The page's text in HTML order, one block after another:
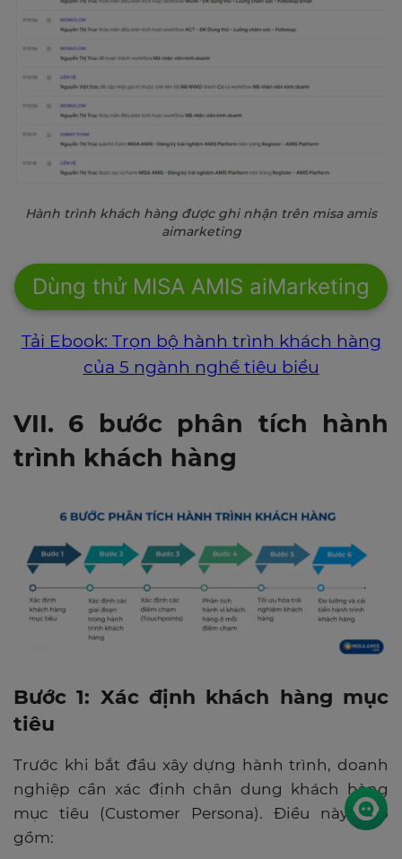
Hành trình khách hàng được ghi nhận trên misa amis
aimarketing
Dùng thử MISA AMIS aiMarketing
Tải Ebook: Trọn bộ hành trình khách hàng
của 5 ngành nghề tiêu biểu
VII. 6 bước phân tích hành
trình khách hàng
Bước 1: Xác định khách hàng mục
tiêu
Trước khi bắt đầu xây dựng hành trình, doanh
nghiệp cần xác định chân dung khách hàng
mục tiêu (Customer Persona). Điều này bao
gồm: